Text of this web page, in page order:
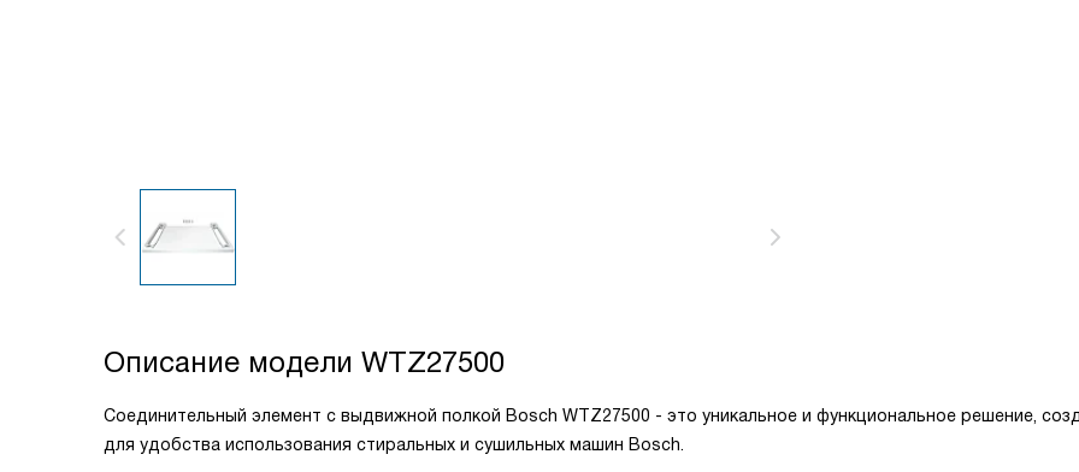
Описание модели WTZ27500
Соединительный элемент с выдвижной полкой Bosch WTZ27500 - это уникальное и функциональное решение,
для удобства использования стиральных и сушильных машин Bosch.